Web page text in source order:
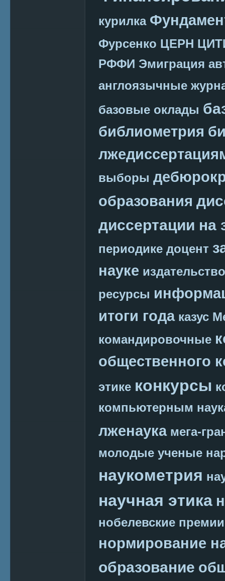
курилка
Фурсенко ЦЕРН
РФФИ Эмиграция
англоязычные
базовые оклады
библиометрия
выборы
образования
диссертации на
периодике доцент
науке издательство
ресурсы
итоги года казус
командировочные
общественного
этике конкурсы
компьютерным
лженаука мега-
молодые ученые
наукометрия
научная этика
нобелевские премии
нормирование
образование